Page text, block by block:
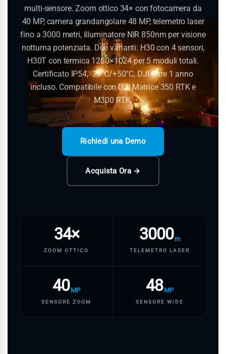
multi-sensore. Zoom ottico 34× con fotocamera da
40 MP, camera grandangolare 48 MP, telemetro laser
fino a 3000 metri, illuminatore NIR 850nm per visione
notturna potenziata. Due varianti: H30 con 4 sensori,
H30T con termica 1280×1024 per 5 moduli totali.
Certificato IP54, -20°C/+50°C, DJI Care 1 anno
incluso. Compatibile con DJI Matrice 350 RTK e
M300 RTK.
Richiedi una Demo
Acquista Ora →
34×
ZOOM OTTICO
3000m
TELEMETRO LASER
40 MP
SENSORE ZOOM
48 MP
SENSORE WIDE